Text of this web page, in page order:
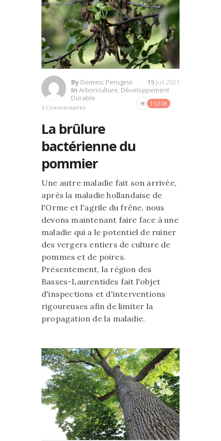
By Dominic Perugino
In Arboriculture Développement
Durable
3 Commentaires
11218
15 Juil 2021
La brûlure
bactérienne du
pommier
Une autre maladie fait son arrivée,
après la maladie hollandaise de
l'Orme et l'agrile du frêne, nous
devons maintenant faire face à une
maladie qui a le potentiel de ruiner
des vergers entiers de culture de
pommes et de poires.
Présentement, la région des
Basses-Laurentides fait l'objet
d'inspections et d'interventions
rigoureuses afin de limiter la
propagation de la maladie.